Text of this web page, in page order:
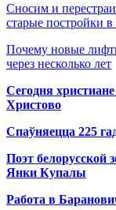
Сносим и
старые постройки
Почему новые
через несколько лет
Сегодня
Христово
Спаўняецца 225
Поэт белорусской
Янки Купалы
Работа в